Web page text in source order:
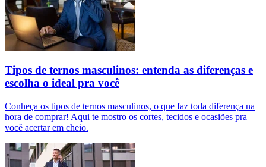
Tipos de ternos masculinos: entenda as diferenças e
escolha o ideal pra você
Conheça os tipos de ternos masculinos, o que faz toda diferença na
hora de comprar! Aqui te mostro os cortes, tecidos e ocasiões pra
você acertar em cheio.